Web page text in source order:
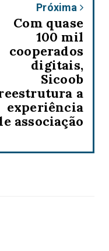
Próxima
Com quase
100 mil
cooperados
digitais,
Sicoob
a
experiência
associação